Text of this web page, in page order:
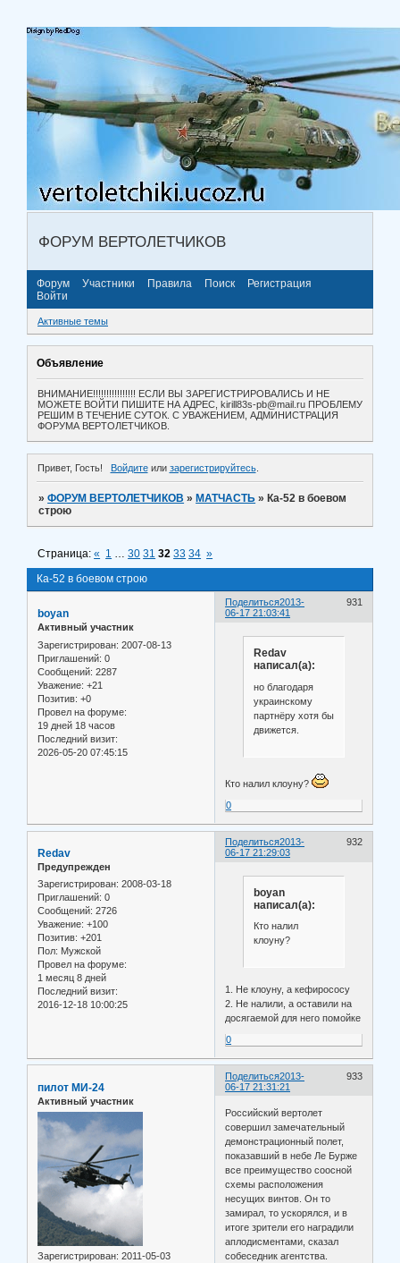
ФОРУМ ВЕРТОЛЕТЧИКОВ
Форум Участники Правила Поиск
Регистрация
Войти
Активные темы
Объявление
ВНИМАНИЕ!!!!!!!!!!!!!!!! ЕСЛИ ВЫ ЗАРЕГИСТРИРОВАЛИСЬ И НЕ
МОЖЕТЕ ВОЙТИ ПИШИТЕ НА АДРЕС, kirill83s-pb@mail.ru ПРОБЛЕМУ
РЕШИМ В ТЕЧЕНИЕ СУТОК. С УВАЖЕНИЕМ, АДМИНИСТРАЦИЯ
ФОРУМА ВЕРТОЛЕТЧИКОВ.
Привет, Гость! Войдитеили зарегистрируйтесь.
»ФОРУМ ВЕРТОЛЕТЧИКОВ » МАТЧАСТЬ » Ка-52 в боевом
строю
Ка-52 в боевом строю
Страница:« 1 … 30 31 32 33 34 »
Поделиться 931
2013-
06-17 21:03:41
boyan
Активный участник
Зарегистрирован: 2007-08-13
Приглашений: 0
Сообщений: 2287
Уважение: +21
Позитив: +0
Провел на форуме:
19 дней 18 часов
Последний визит:
2026-05-20 07:45:15
Redav
написал(а):
но благодаря
украинскому
партнёру хотя бы
движется.
Кто налил клоуну?
0
Поделиться 932
2013-
06-17 21:29:03
Redav
Предупрежден
Зарегистрирован: 2008-03-18
Приглашений: 0
Сообщений: 2726
Уважение: +100
Позитив: +201
Пол: Мужской
Провел на форуме:
1 месяц 8 дней
Последний визит:
2016-12-18 10:00:25
boyan
написал(а):
Кто налил
клоуну?
1. Не клоуну, а кефирососу
2. Не налили, а оставили на
досягаемой для него помойке
0
Поделиться 933
2013-
06-17 21:31:21
пилот МИ-24
Активный участник
Зарегистрирован: 2011-05-03
Российский вертолет
совершил замечательный
демонстрационный полет,
показавший в небе Ле Бурже
все преимущество соосной
схемы расположения
несущих винтов. Он то
замирал, то ускорялся, и в
итоге зрители его наградили
аплодисментами, сказал
собеседник агентства.